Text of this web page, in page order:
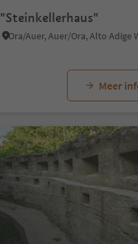
"Steinkellerhaus"
Ora/Auer, Auer/Ora, Alto Adige
Meer